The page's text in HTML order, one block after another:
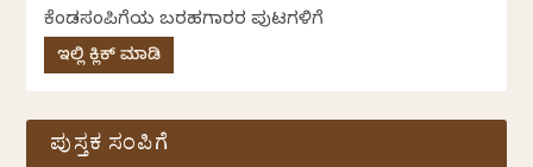
ಕೆಂಡಸಂಪಿಗೆಯ ಬರಹಗಾರರ ಪುಟಗಳಿಗೆ
ಇಲ್ಲಿ ಕ್ಲಿಕ್ ಮಾಡಿ
ಪುಸ್ತಕ ಸಂಪಿಗೆ